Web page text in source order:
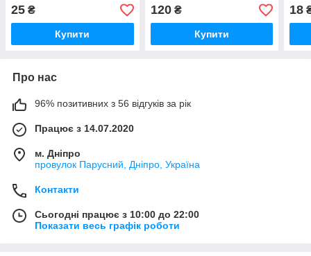
25 ₴
Купити
120₴
Купити
18
Про нас
96% позитивних з 56 відгуків за рік
Працює з 14.07.2020
м. Дніпро
провулок Парусний, Дніпро, Україна
Контакти
Сьогодні працює з 10:00 до 22:00
Показати весь графік роботи